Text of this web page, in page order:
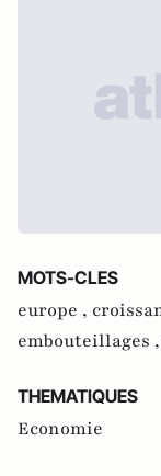
MOTS-CLES
europe ,
embouteillages ,
THEMATIQUES
Economie